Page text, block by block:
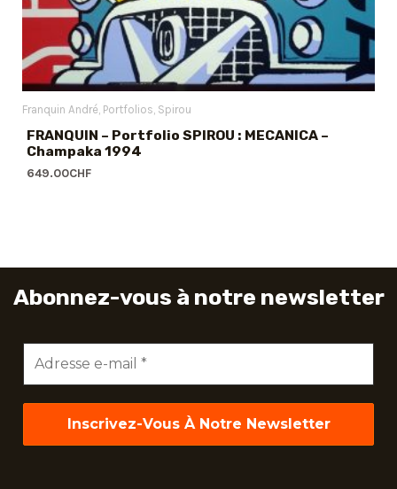
Franquin André Portfolios Spirou
FRANQUIN – Portfolio SPIROU : MECANICA –
Champaka 1994
649.00CHF
Abonnez-vous à notre newsletter
mail
*